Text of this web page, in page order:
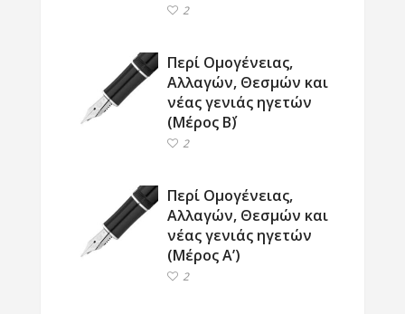
2
Περί Ομογένειας,
Αλλαγών, Θεσμών και
νέας γενιάς ηγετών
(Μέρος Β΄)
2
Περί Ομογένειας,
Αλλαγών, Θεσμών και
νέας γενιάς ηγετών
(Μέρος Α’)
2